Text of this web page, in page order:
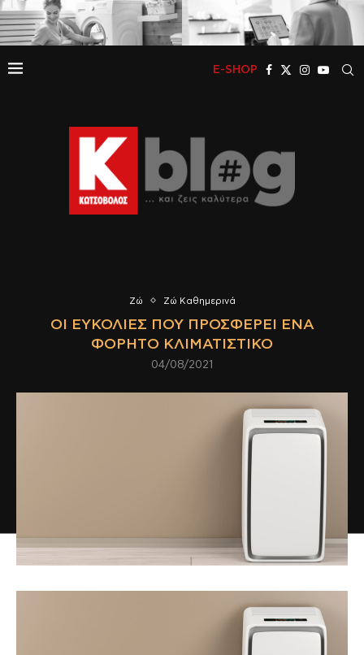
E-SHOP
Ζώ Ζώ Καθημερινά
ΟΙ ΕΥΚΟΛΊΕΣ ΠΟΥ ΠΡΟΣΦΈΡΕΙ ΈΝΑ
ΦΟΡΗΤΌ ΚΛΙΜΑΤΙΣΤΙΚΌ
04/08/2021